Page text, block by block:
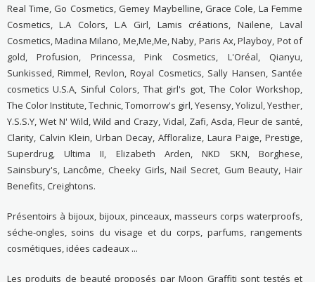
Real Time, Go Cosmetics, Gemey Maybelline, Grace Cole, La Femme
Cosmetics, L.A Colors, L.A Girl, Lamis créations, Nailene, Laval
Cosmetics, Madina Milano, Me,Me,Me, Naby, Paris Ax, Playboy, Pot of
gold, Profusion, Princessa, Pink Cosmetics, L'Oréal, Qianyu,
Sunkissed, Rimmel, Revlon, Royal Cosmetics, Sally Hansen, Santée
cosmetics U.S.A, Sinful Colors, That girl's got, The Color Workshop,
The Color Institute, Technic, Tomorrow's girl, Yesensy, Yolizul, Yesther,
Y.S.S.Y, Wet N' Wild, Wild and Crazy, Vidal, Zafi, Asda, Fleur de santé,
Clarity, Calvin Klein, Urban Decay, Affloralize, Laura Paige, Prestige,
Superdrug, Ultima II, Elizabeth Arden, NKD SKN, Borghese,
Sainsbury's, Lancôme, Cheeky Girls, Nail Secret, Gum Beauty, Hair
Benefits, Creightons.
Présentoirs à bijoux, bijoux, pinceaux, masseurs corps waterproofs,
séche-ongles, soins du visage et du corps, parfums, rangements
cosmétiques, idées cadeaux ...
Les produits de beauté proposés par Moon Graffiti sont testés et